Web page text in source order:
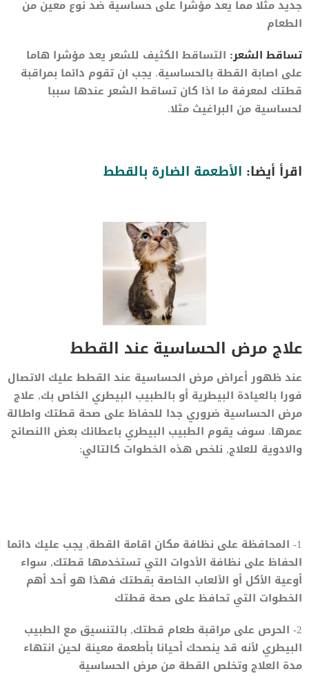
جديد مثلا مما يعد مؤشرا على حساسية ضد نوع معين من
الطعام
تساقط الشعر: التساقط الكثيف للشعر يعد مؤشرا هاما
على اصابة القطة بالحساسية. يجب ان تقوم دائما بمراقبة
قطتك لمعرفة ما اذا كان تساقط الشعر عندها سببا
لحساسية من البراغيث مثلا.
اقرأ أيضا: الأطعمة الضارة بالقطط
علاج مرض الحساسية عند القطط
عند ظهور أعراض مرض الحساسية عند القطط عليك الاتصال
فورا بالعيادة البيطرية أو بالطبيب البيطري الخاص بك, علاج
مرض الحساسية ضروري جدا للحفاظ على صحة قطتك واطالة
عمرها. سوف يقوم الطبيب البيطري باعطائك بعض االنصائح
والادوية للعلاج, نلخص هذه الخطوات كالتالي:
1- المحافظة على نظافة مكان اقامة القطة, يجب عليك دائما
الحفاظ على نظافة الأدوات التي تستخدمها قطتك, سواء
أوعية الأكل أو الألعاب الخاصة بقطتك فهذا هو أحد أهم
الخطوات التي تحافظ على صحة قطتك
2- الحرص على مراقبة طعام قطتك, بالتنسيق مع الطبيب
البيطري لأنه قد ينصحك أحيانا بأطعمة معينة لحين انتهاء
مدة العلاج وتخلص القطة من مرض الحساسية